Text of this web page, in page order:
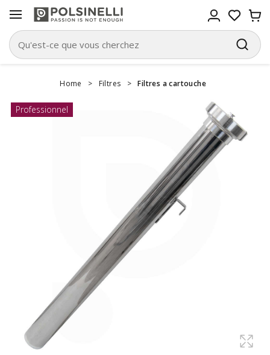
Home > Filtres > Filtres a cartouche
Professionnel